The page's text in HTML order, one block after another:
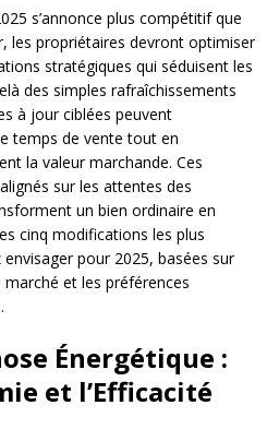
s’annonce plus compétitif que
les propriétaires devront optimiser
stratégiques qui séduisent les
des simples rafraîchissements
à jour ciblées peuvent
temps de vente tout en
la valeur marchande. Ces
sur les attentes des
un bien ordinaire en
cinq modifications les plus
pour 2025, basées sur
et les préférences
Énergétique :
et l’Efficacité